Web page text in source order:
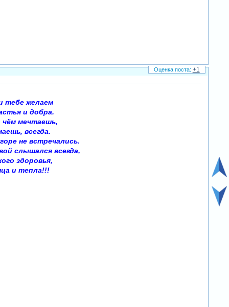
тебе желаем
и добра.
мечтаешь,
всегда.
не встречались.
слышался всегда,
здоровья,
и тепла!!!
+1